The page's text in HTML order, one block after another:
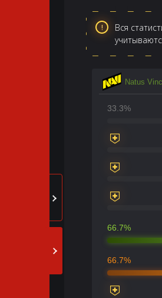
Вся
Natus
33.3%
66.7%
66.7%